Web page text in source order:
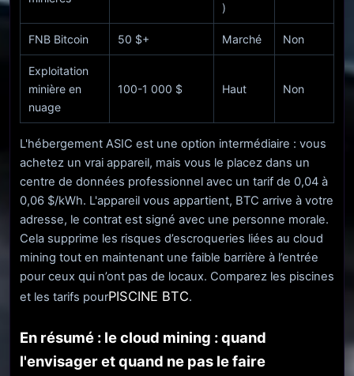
)
FNB Bitcoin 50 $+ Marché Non
Exploitation
minière en
nuage
100-1 000 $ Haut Non
L'hébergement ASIC est une option intermédiaire : vous
achetez un vrai appareil, mais vous le placez dans un
centre de données professionnel avec un tarif de 0,04 à
0,06 $/kWh. L'appareil vous appartient, BTC arrive à votre
adresse, le contrat est signé avec une personne morale.
Cela supprime les risques d’escroqueries liées au cloud
mining tout en maintenant une faible barrière à l’entrée
pour ceux qui n’ont pas de locaux. Comparez les piscines
et les tarifs pourPISCINE BTC.
En résumé : le cloud mining : quand
l'envisager et quand ne pas le faire